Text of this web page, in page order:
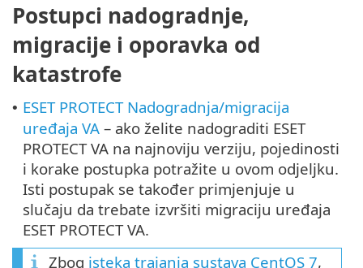
Postupci nadogradnje,
migracije i oporavka od
katastrofe
• ESET PROTECT Nadogradnja/migracija
uređaja VA – ako želite nadograditi ESET
PROTECT VA na najnoviju verziju, pojedinosti
i korake postupka potražite u ovom odjeljku.
Isti postupak se također primjenjuje u
slučaju da trebate izvršiti migraciju uređaja
ESET PROTECT VA.
Zbog isteka trajanja sustava CentOS 7,